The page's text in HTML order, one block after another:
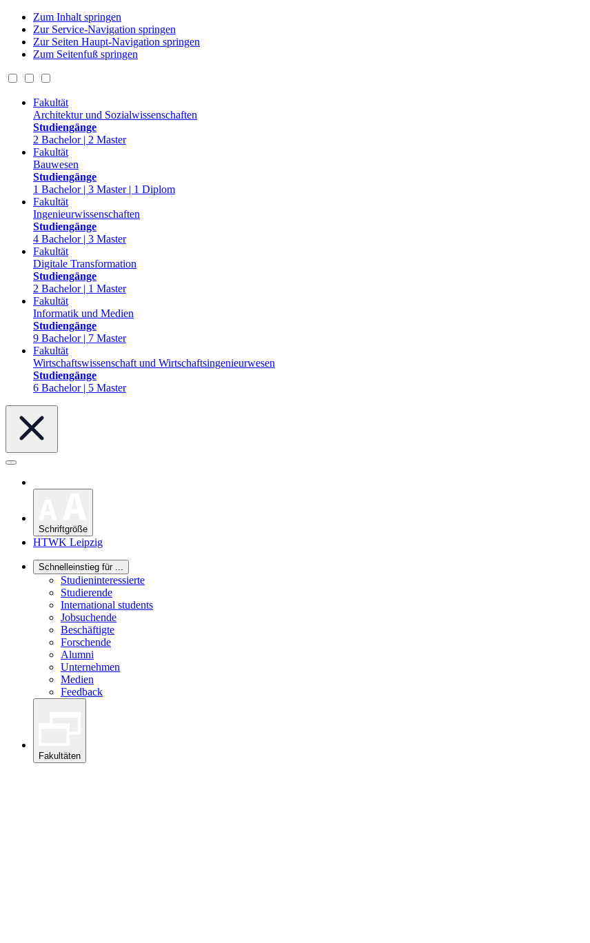
Zum Inhalt springen
Zur Service-Navigation springen
Zur Seiten Haupt-Navigation springen
Zum Seitenfuß springen
Fakultät
Architektur und Sozialwissenschaften
Studiengänge
2 Bachelor | 2 Master
Fakultät
Bauwesen
Studiengänge
1 Bachelor | 3 Master | 1 Diplom
Fakultät
Ingenieurwissenschaften
Studiengänge
4 Bachelor | 3 Master
Fakultät
Digitale Transformation
Studiengänge
2 Bachelor | 1 Master
Fakultät
Informatik und Medien
Studiengänge
9 Bachelor | 7 Master
Fakultät
Wirtschaftswissenschaft und Wirtschaftsingenieurwesen
Studiengänge
6 Bachelor | 5 Master
Schriftgröße
HTWK Leipzig
Schnelleinstieg für ...
Studieninteressierte
Studierende
International students
Jobsuchende
Beschäftigte
Forschende
Alumni
Unternehmen
Medien
Feedback
Fakultäten